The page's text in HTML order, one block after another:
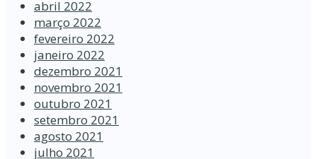
abril 2022
março 2022
fevereiro 2022
janeiro 2022
dezembro 2021
novembro 2021
outubro 2021
setembro 2021
agosto 2021
julho 2021